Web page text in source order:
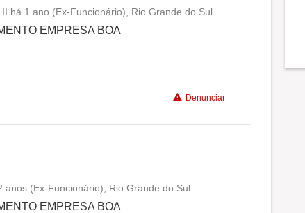
com a vida familiar
há 1 ano (Ex-Funcionário), Rio Grande do Sul
EMPRESA BOA
Denunciar
com a vida familiar
(Ex-Funcionário), Rio Grande do Sul
EMPRESA BOA